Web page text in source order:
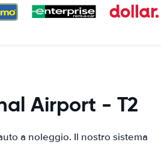
Airport - T2
a noleggio. Il nostro sistema